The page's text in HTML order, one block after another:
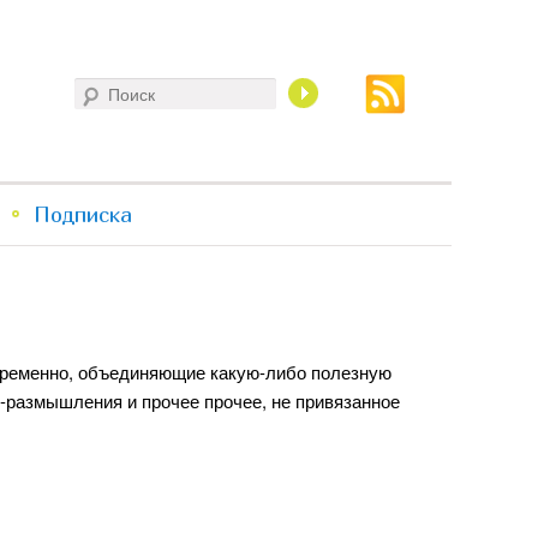
Подписка
объединяющие какую-либо полезную
и прочее прочее, не привязанное